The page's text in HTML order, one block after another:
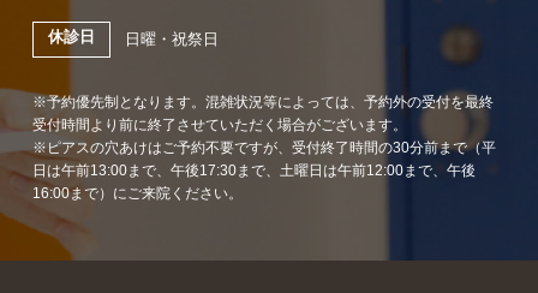
休診日 日曜・祝祭日
※予約優先制となります。混雑状況等によっては、予約外の受付を最終
受付時間より前に終了させていただく場合がございます。
※ピアスの穴あけはご予約不要ですが、受付終了時間の30分前まで（平
日は午前13:00まで、午後17:30まで、土曜日は午前12:00まで、午後
16:00まで）にご来院ください。